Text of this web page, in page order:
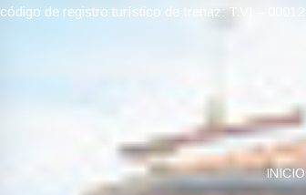
código de registro turístico de Irenaz: T.VI – 00012
INICIO